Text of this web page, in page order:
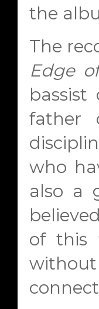
the
The
Edge
bassist
father
who
also a
of this